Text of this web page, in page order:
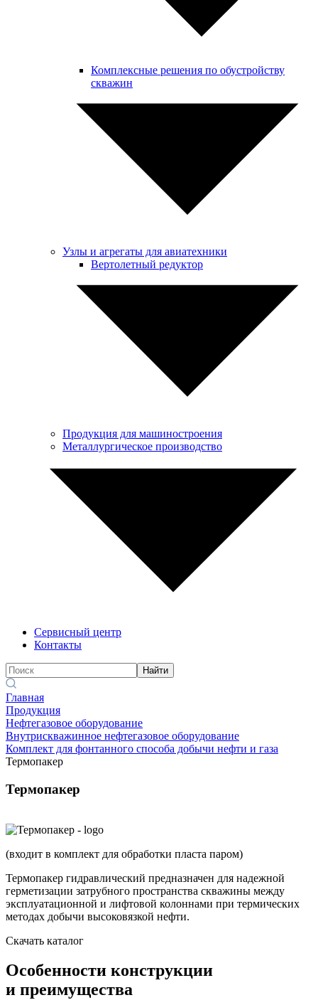
Комплексные решения по обустройству
скважин
Узлы и агрегаты для авиатехники
Вертолетный редуктор
Продукция для машиностроения
Металлургическое производство
Сервисный центр
Контакты
Найти
Главная
Продукция
Нефтегазовое оборудование
Внутрискважинное нефтегазовое оборудование
Комплект для фонтанного способа добычи нефти и газа
Термопакер
Термопакер
(входит в комплект для обработки пласта паром)
Термопакер гидравлический предназначен для надежной
герметизации затрубного пространства скважины между
эксплуатационной и лифтовой колоннами при термических
методах добычи высоковязкой нефти.
Скачать каталог
Особенности конструкции
и преимущества